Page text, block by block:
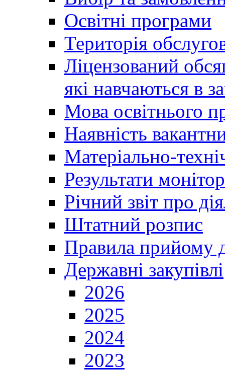
Освітні програми
Територія
Ліцензований
які навчаються в
Мова освітнього
Наявність
Матеріально-
Результати
Річний звіт про
Штатний розпис
Правила прийому
Державні закупівлі
2026
2025
2024
2023